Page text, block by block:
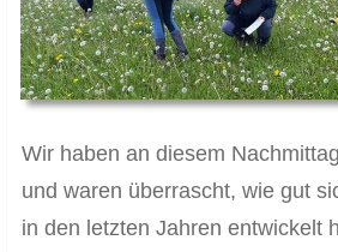
Wir haben an diesem
und waren überrascht, wie gut
in den letzten Jahren entwickelt